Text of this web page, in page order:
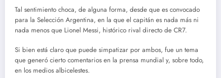
Tal sentimiento choca, de alguna forma, desde que es convocado
para la Selección Argentina, en la que el capitán es nada más ni
nada menos que Lionel Messi, histórico rival directo de CR7.
Si bien está claro que puede simpatizar por ambos, fue un tema
que generó cierto comentarios en la prensa mundial y, sobre todo,
en los medios albicelestes.